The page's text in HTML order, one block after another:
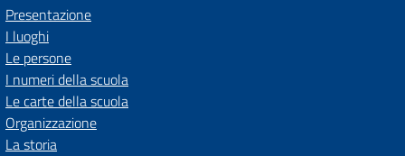
Presentazione
I luoghi
Le persone
I numeri della scuola
Le carte della scuola
Organizzazione
La storia